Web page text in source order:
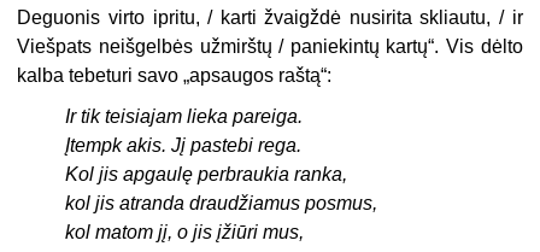
Deguonis virto ipritu, / karti žvaigždė nusirita skliautu, / ir
Viešpats neišgelbės užmirštų / paniekintų kartų“. Vis dėlto
kalba tebeturi savo „apsaugos raštą“:
Ir tik teisiajam lieka pareiga.
Įtempk akis. Jį pastebi rega.
Kol jis apgaulę perbraukia ranka,
kol jis atranda draudžiamus posmus,
kol matom jį, o jis įžiūri mus,